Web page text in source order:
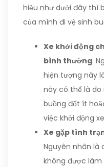
hiệu như dưới đây thì
của mình đi vệ sinh
Xe khởi động
bình thường:
hiện tượng này
này có thể là do
buồng đốt ít
việc khởi động
Xe gặp tình
Nguyên nhân là
không được làm